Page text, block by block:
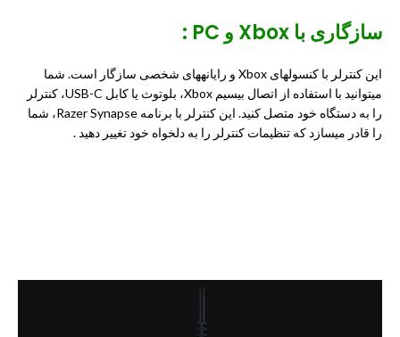
سازگاری با Xbox و PC :
این کنترلر با کنسولهای Xbox
و رایانههای شخصی سازگار است. شما
میتوانید با استفاده از اتصال بیسیم Xbox، بلوتوث یا کابل USB-C، کنترلر
را به دستگاه خود متصل کنید. این کنترلر با برنامه Razer Synapse، شما
را قادر میسازد که تنظیمات کنترلر را به دلخواه خود تغییر دهید .